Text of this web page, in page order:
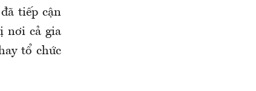
tiếp cận
nơi cả gia
tổ chức